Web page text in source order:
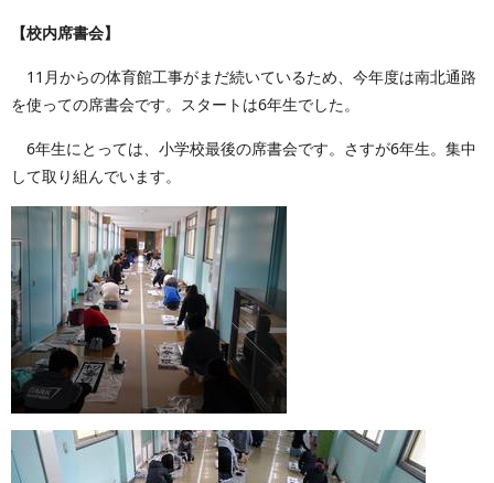
【校内席書会】
11月からの体育館工事がまだ続いているため、今年度は南北通路
を使っての席書会です。スタートは6年生でした。
6年生にとっては、小学校最後の席書会です。さすが6年生。集中
して取り組んでいます。